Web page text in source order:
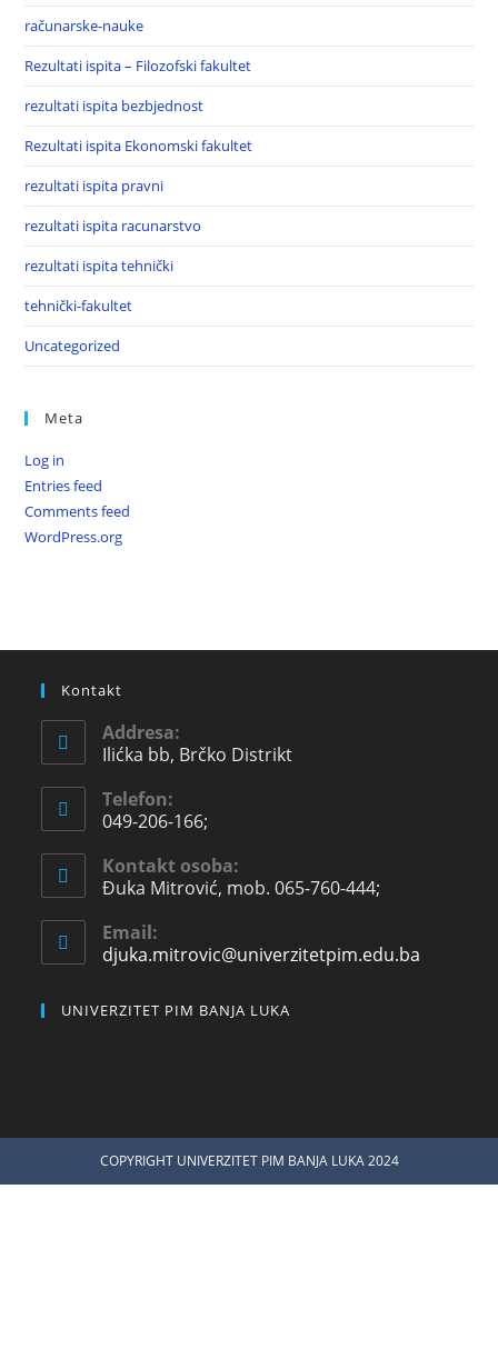
računarske-nauke
Rezultati ispita – Filozofski fakultet
rezultati ispita bezbjednost
Rezultati ispita Ekonomski fakultet
rezultati ispita pravni
rezultati ispita racunarstvo
rezultati ispita tehnički
tehnički-fakultet
Uncategorized
Meta
Log in
Entries feed
Comments feed
WordPress.org
Kontakt
Addresa:
Ilićka bb, Brčko Distrikt
Telefon:
049-206-166;
Kontakt osoba:
Đuka Mitrović, mob. 065-760-444;
Email:
djuka.mitrovic@univerzitetpim.edu.ba
UNIVERZITET PIM BANJA LUKA
COPYRIGHT UNIVERZITET PIM BANJA LUKA 2024